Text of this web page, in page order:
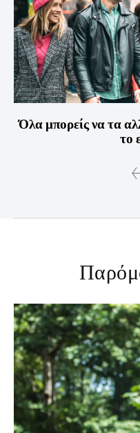
Όλα μπορείς να τα
το